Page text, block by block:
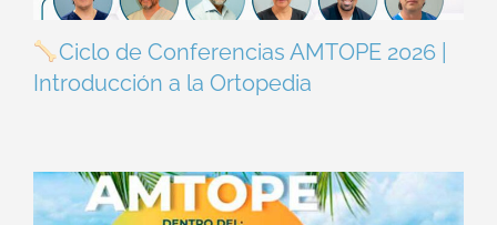
Ciclo de Conferencias AMTOPE 2026 |
Introducción a la Ortopedia